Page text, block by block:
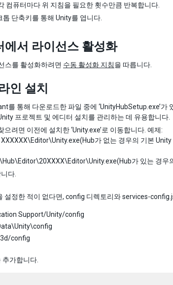
컴퓨터마다 위 지침을 필요한 횟수만큼 반복합니다.
단축키를 통해 Unity를 엽니다.
에서 라이선스 활성화
스를 활성화하려면 수동 활성화 지침을 따릅니다.
인 설치
를 통해 다운로드한 파일 중에 ‘UnityHubSetup.exe’
프로젝트 및 에디터 설치를 관리하는 데 유용합니다.
려면 이전에 설치한 ‘Unity.exe’로 이동합니다. 예제:
가 없는 경우의 기본 Unity
가 있는 경우
다.
설정한 적이 없다면, config 디렉토리와 services-
Support/Unity/config
config
가합니다.